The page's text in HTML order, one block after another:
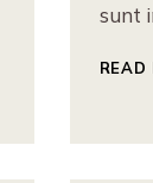
sunt
READ